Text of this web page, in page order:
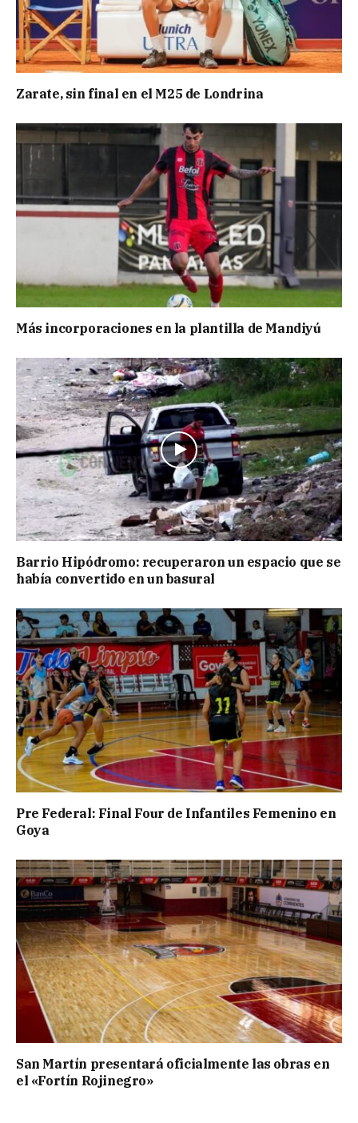
Zarate, sin final en el M25 de Londrina
Más incorporaciones en la plantilla de Mandiyú
Barrio Hipódromo: recuperaron un espacio que se
había convertido en un basural
Pre Federal: Final Four de Infantiles Femenino en
Goya
San Martín presentará oficialmente las obras en
el «Fortín Rojinegro»